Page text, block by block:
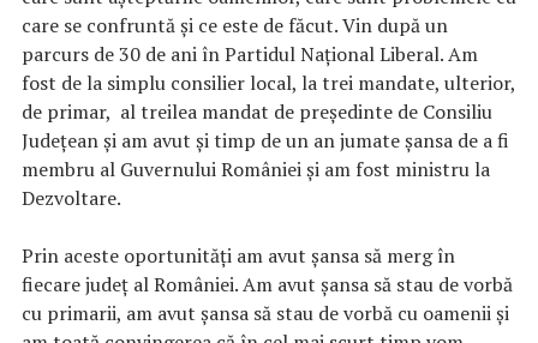
care se confruntă și ce este de făcut. Vin după un
parcurs de 30 de ani în Partidul Național Liberal. Am
fost de la simplu consilier local, la trei mandate, ulterior,
de primar, al treilea mandat de președinte de Consiliu
Județean și am avut și timp de un an jumate șansa de a fi
membru al Guvernului României și am fost ministru la
Dezvoltare.
Prin aceste oportunități am avut șansa să merg în
fiecare județ al României. Am avut șansa să stau de vorbă
cu primarii, am avut șansa să stau de vorbă cu oamenii și